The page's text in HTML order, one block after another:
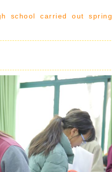
school carried out spring